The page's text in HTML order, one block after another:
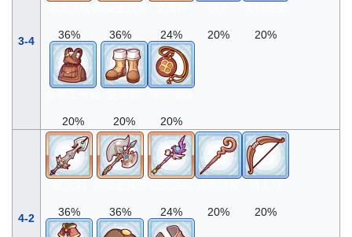
3-4 36% 36% 24% 20% 20%
20% 20% 20%
4-2 36% 36% 24% 20% 20%